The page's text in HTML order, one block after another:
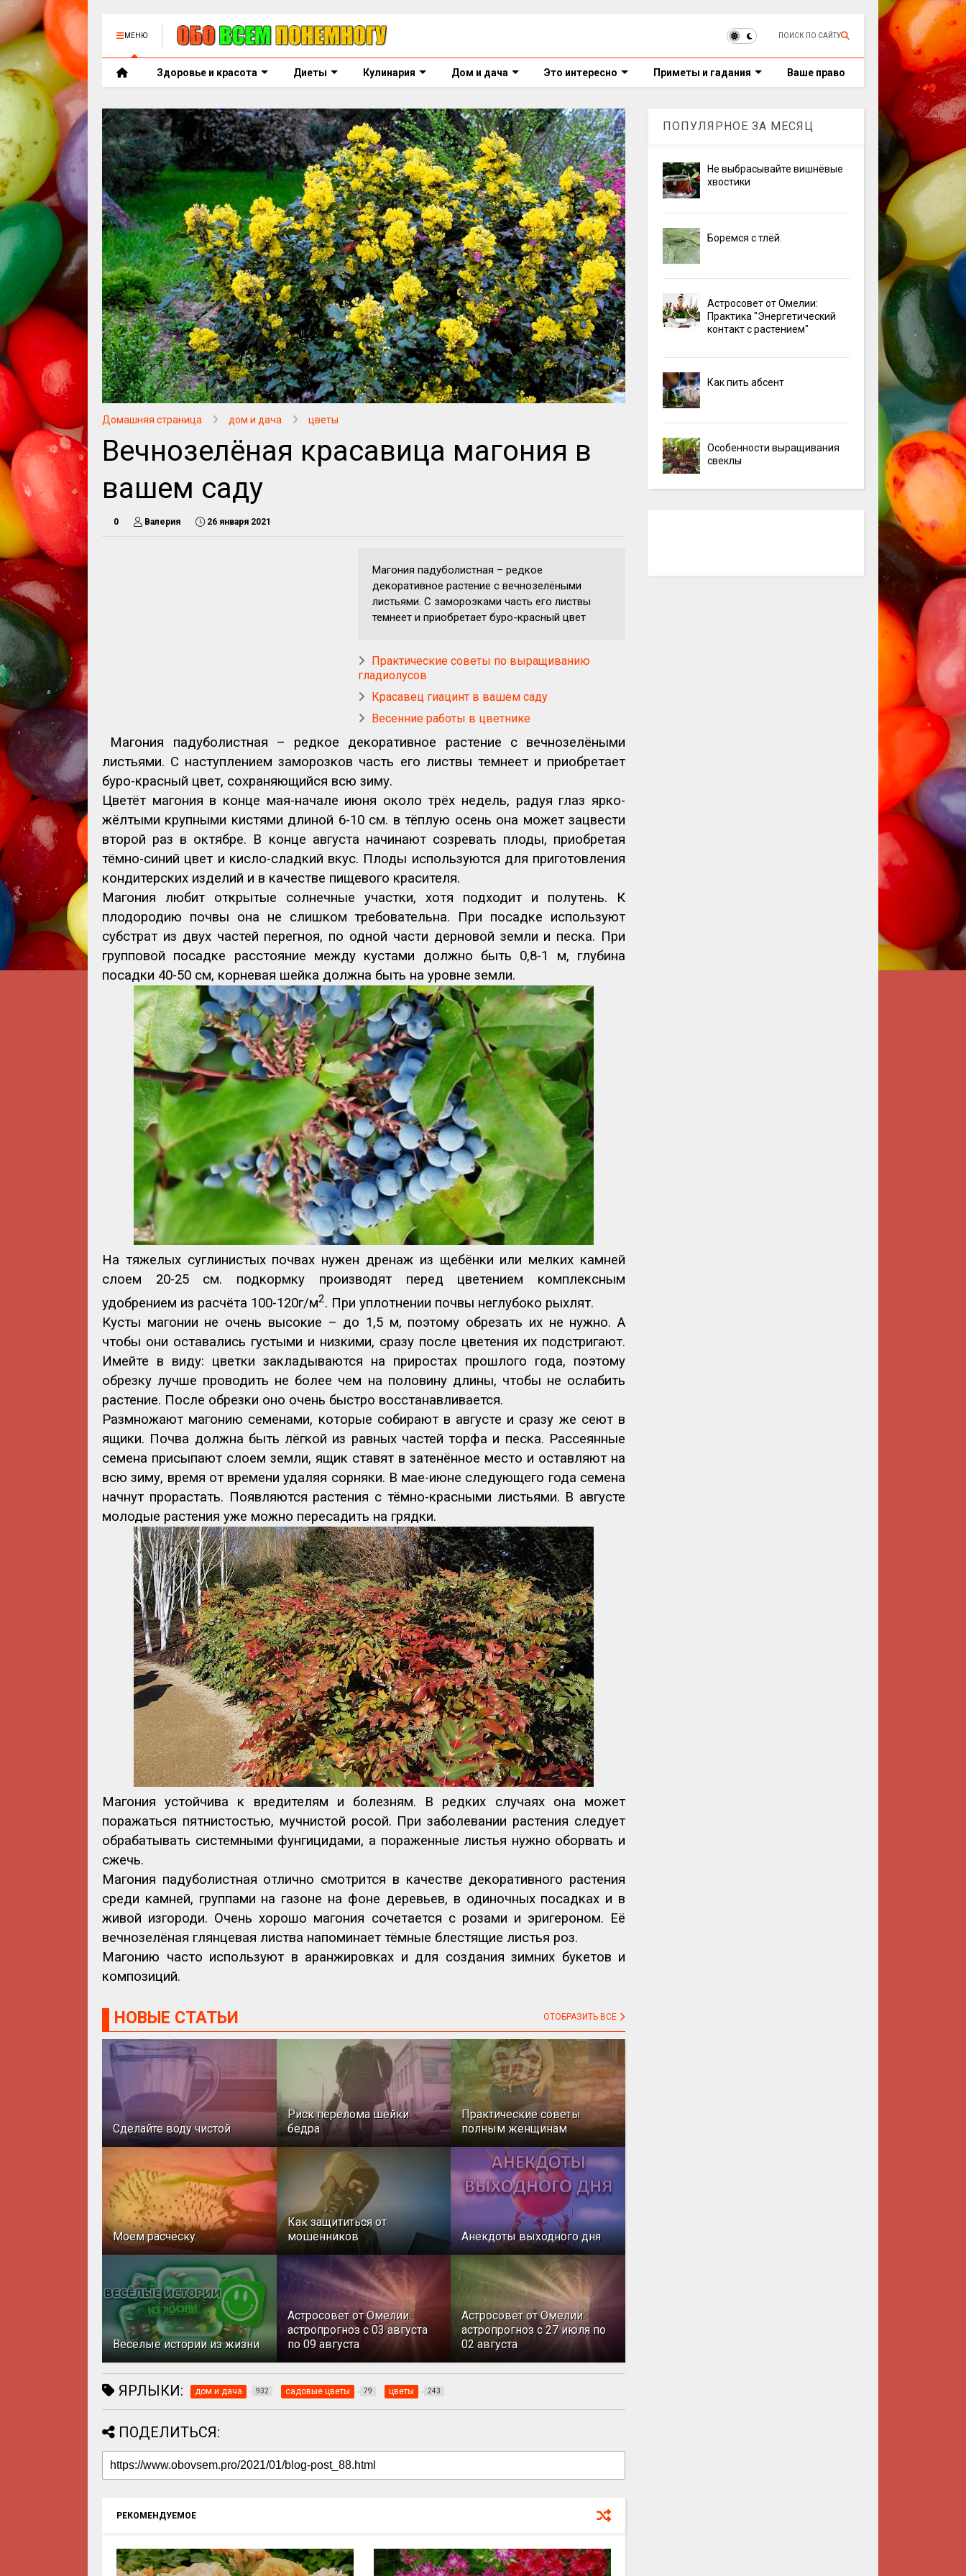
МЕНЮ ПОИСК ПО САЙТУ
Здоровье и красота Диеты Кулинария Дом и дача Это интересно Приметы и гадания Ваше право
Домашняя страница дом и дача цветы
Вечнозелёная красавица магония в
вашем саду
0 Валерия 26 января 2021
Магония падуболистная – редкое
декоративное растение с вечнозелёными
листьями. С заморозками часть его листвы
темнеет и приобретает буро-красный цвет
Практические советы по выращиванию
гладиолусов
Красавец гиацинт в вашем саду
Весенние работы в цветнике
Магония падуболистная – редкое декоративное растение с вечнозелёными
листьями. С наступлением заморозков часть его листвы темнеет и приобретает
буро-красный цвет, сохраняющийся всю зиму.
Цветёт магония в конце мая-начале июня около трёх недель, радуя глаз ярко-
жёлтыми крупными кистями длиной 6-10 см. в тёплую осень она может зацвести
второй раз в октябре. В конце августа начинают созревать плоды, приобретая
тёмно-синий цвет и кисло-сладкий вкус. Плоды используются для приготовления
кондитерских изделий и в качестве пищевого красителя.
Магония любит открытые солнечные участки, хотя подходит и полутень. К
плодородию почвы она не слишком требовательна. При посадке используют
субстрат из двух частей перегноя, по одной части дерновой земли и песка. При
групповой посадке расстояние между кустами должно быть 0,8-1 м, глубина
посадки 40-50 см, корневая шейка должна быть на уровне земли.
На тяжелых суглинистых почвах нужен дренаж из щебёнки или мелких камней
слоем 20-25 см. подкормку производят перед цветением комплексным
удобрением из расчёта 100-120г/м2. При уплотнении почвы неглубоко рыхлят.
Кусты магонии не очень высокие – до 1,5 м, поэтому обрезать их не нужно. А
чтобы они оставались густыми и низкими, сразу после цветения их подстригают.
Имейте в виду: цветки закладываются на приростах прошлого года, поэтому
обрезку лучше проводить не более чем на половину длины, чтобы не ослабить
растение. После обрезки оно очень быстро восстанавливается.
Размножают магонию семенами, которые собирают в августе и сразу же сеют в
ящики. Почва должна быть лёгкой из равных частей торфа и песка. Рассеянные
семена присыпают слоем земли, ящик ставят в затенённое место и оставляют на
всю зиму, время от времени удаляя сорняки. В мае-июне следующего года семена
начнут прорастать. Появляются растения с тёмно-красными листьями. В августе
молодые растения уже можно пересадить на грядки.
Магония устойчива к вредителям и болезням. В редких случаях она может
поражаться пятнистостью, мучнистой росой. При заболевании растения следует
обрабатывать системными фунгицидами, а пораженные листья нужно оборвать и
сжечь.
Магония падуболистная отлично смотрится в качестве декоративного растения
среди камней, группами на газоне на фоне деревьев, в одиночных посадках и в
живой изгороди. Очень хорошо магония сочетается с розами и эригероном. Её
вечнозелёная глянцевая листва напоминает тёмные блестящие листья роз.
Магонию часто используют в аранжировках и для создания зимних букетов и
композиций.
НОВЫЕ СТАТЬИ ОТОБРАЗИТЬ ВСЕ
Сделайте воду чистой
Риск перелома шейки
бедра
Практические советы
полным женщинам
Моем расчёску
Как защититься от
мошенников
Анекдоты выходного дня
Весёлые истории из жизни
Астросовет от Омелии:
астропрогноз с 03 августа
по 09 августа
Астросовет от Омелии:
астропрогноз с 27 июля по
02 августа
ЯРЛЫКИ: дом и дача 932 садовые цветы 79 цветы 243
ПОДЕЛИТЬСЯ:
РЕКОМЕНДУЕМОЕ
ПОПУЛЯРНОЕ ЗА МЕСЯЦ
Не выбрасывайте вишнёвые
хвостики
Боремся с тлёй.
Астросовет от Омелии:
Практика "Энергетический
контакт с растением"
Как пить абсент
Особенности выращивания
свеклы